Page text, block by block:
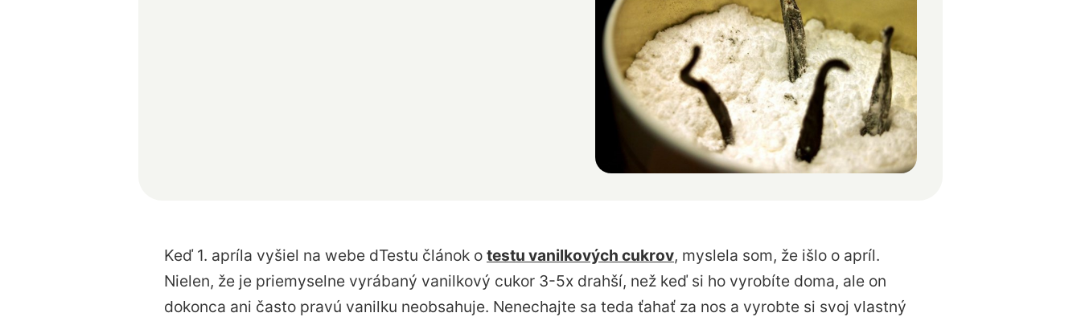
Keď 1. apríla vyšiel na webe dTestu článok o testu vanilkových cukrov, myslela som, že išlo o apríl.
Nielen, že je priemyselne vyrábaný vanilkový cukor 3-5x drahší, než keď si ho vyrobíte doma, ale on
dokonca ani často pravú vanilku neobsahuje. Nenechajte sa teda ťahať za nos a vyrobte si svoj vlastný